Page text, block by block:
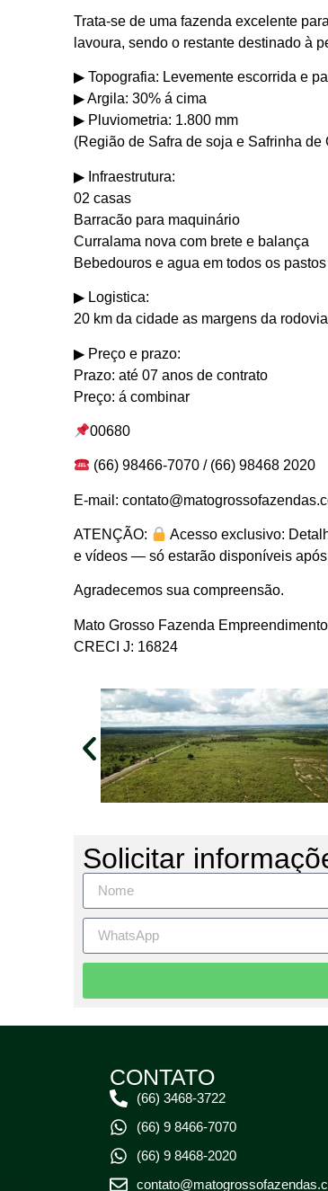
Trata-se de uma fazenda excelente
lavoura, sendo o restante destinado à
▶︎ Topografia: Levemente escorrida e
▶︎ Argila: 30% á cima
▶︎ Pluviometria: 1.800 mm
(Região de Safra de soja e Safrinha de
▶︎ Infraestrutura:
02 casas
Barracão para maquinário
Curralama nova com brete e balança
Bebedouros e agua em todos os pastos
▶︎ Logistica:
20 km da cidade as margens da
▶︎ Preço e prazo:
Prazo: até 07 anos de contrato
Preço: á combinar
00680
(66) 98466-7070 / (66) 98468 2020
E-mail:
ATENÇÃO:
Acesso exclusivo:
e vídeos — só estarão disponíveis
Agradecemos sua compreensão.
Mato Grosso Fazenda
CRECI J: 16824
Solicitar
CONTATO
(66) 3468-3722
(66) 9 8466-7070
(66) 9 8468-2020